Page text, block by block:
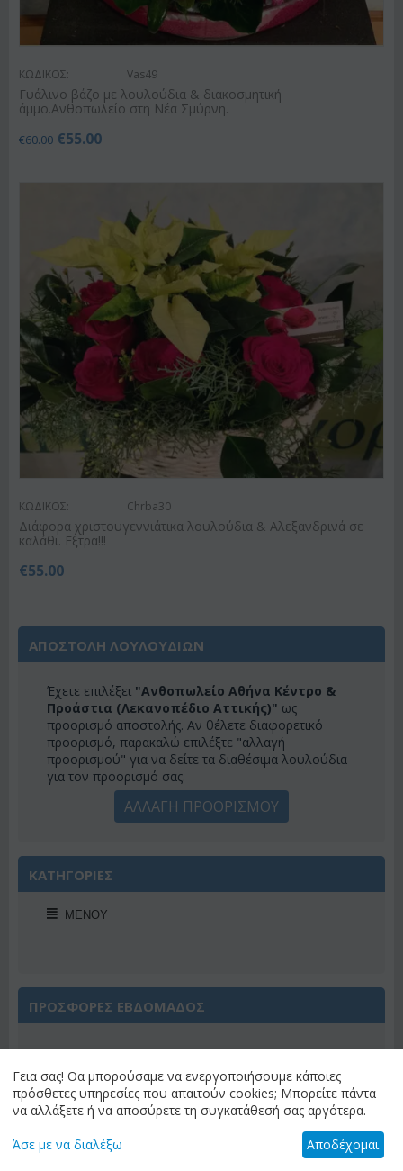
ΚΩΔΙΚΟΣ: Vas49
Γυάλινο βάζο με λουλούδια & διακοσμητική
άμμο.Ανθοπωλείο στη Νέα Σμύρνη.
€60.00 €55.00
ΚΩΔΙΚΟΣ: Chrba30
Διάφορα χριστουγεννιάτικα λουλούδια & Αλεξανδρινά σε
καλάθι. Εξτρα!!!
€55.00
ΑΠΟΣΤΟΛΗ ΛΟΥΛΟΥΔΙΩΝ
Έχετε επιλέξει "Ανθοπωλείο Αθήνα Κέντρο &
Προάστια (Λεκανοπέδιο Αττικής)" ως
προορισμό αποστολής. Αν θέλετε διαφορετικό
προορισμό, παρακαλώ επιλέξτε "αλλαγή
προορισμού" για να δείτε τα διαθέσιμα λουλούδια
για τον προορισμό σας.
ΑΛΛΑΓΗ ΠΡΟΟΡΙΣΜΟΥ
ΚΑΤΗΓΟΡΙΕΣ
ΜΕΝΟΎ
ΠΡΟΣΦΟΡΕΣ ΕΒΔΟΜΑΔΟΣ
Έκπτωση 22%
Γεια σας! Θα μπορούσαμε να ενεργοποιήσουμε κάποιες
πρόσθετες υπηρεσίες που απαιτούν cookies; Μπορείτε πάντα
να αλλάξετε ή να αποσύρετε τη συγκατάθεσή σας αργότερα.
Άσε με να διαλέξω Αποδέχομαι